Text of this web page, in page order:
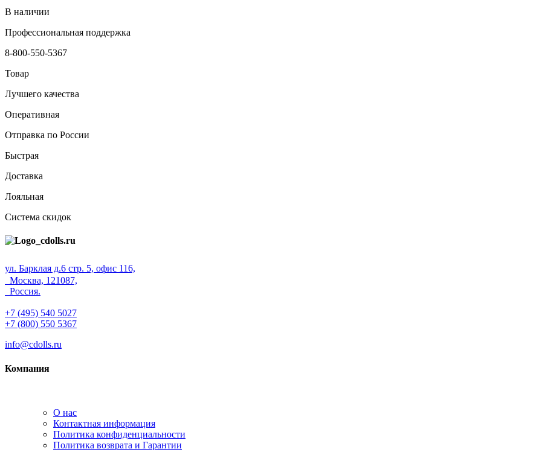
В наличии
Профессиональная поддержка
8-800-550-5367
Товар
Лучшего качества
Оперативная
Отправка по России
Быстрая
Доставка
Лояльная
Система скидок
ул. Барклая д.6 стр. 5, офис 116,
Москва, 121087,
Россия.
+7 (495) 540 5027
+7 (800) 550 5367
info@cdolls.ru
Компания
О нас
Контактная информация
Политика конфиденциальности
Политика возврата и Гарантии